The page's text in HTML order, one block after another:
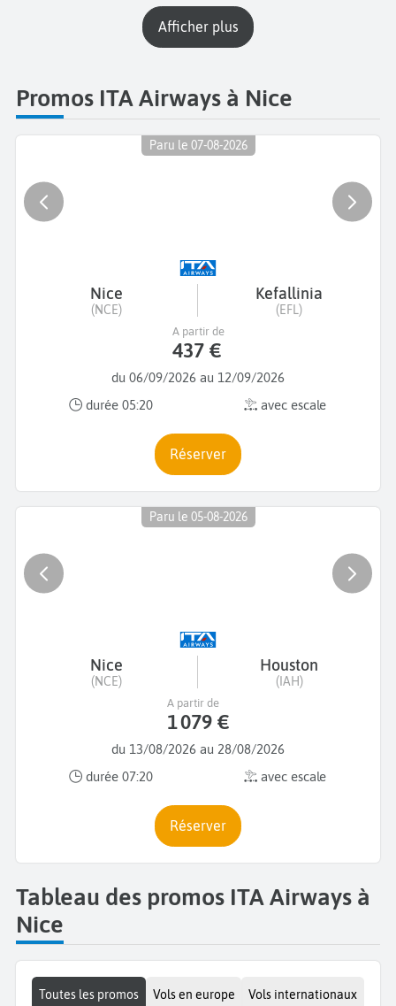
Afficher plus
Promos ITA Airways à Nice
Paru le 07-08-2026
Nice
(NCE)
Kefallinia
(EFL)
du 06/09/2026 au 12/09/2026
durée 05:20
avec escale
A partir de
437 €
Réserver
Paru le 05-08-2026
Nice
(NCE)
Houston
(IAH)
du 13/08/2026 au 28/08/2026
durée 07:20
avec escale
A partir de
1 079 €
Réserver
Tableau des promos ITA Airways à
Nice
Toutes les promos Vols en europe Vols internationaux